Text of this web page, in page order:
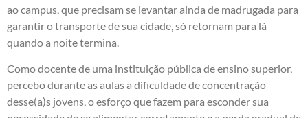
ao campus, que precisam se levantar ainda de madrugada para
garantir o transporte de sua cidade, só retornam para lá
quando a noite termina.
Como docente de uma instituição pública de ensino superior,
percebo durante as aulas a dificuldade de concentração
desse(a)s jovens, o esforço que fazem para esconder sua